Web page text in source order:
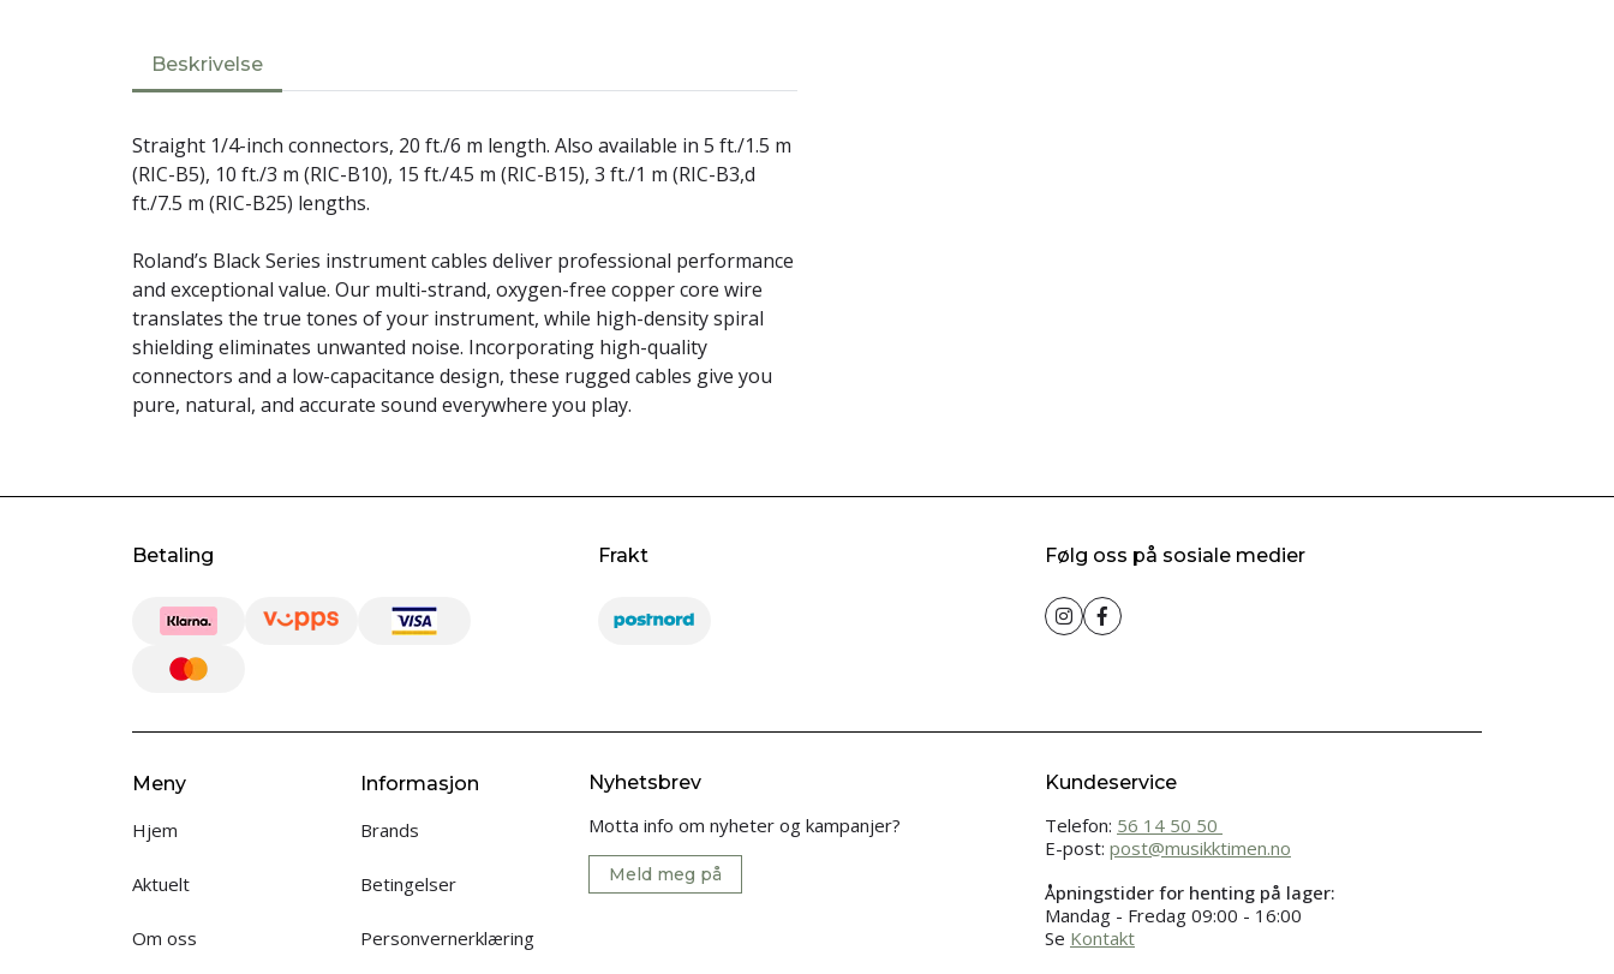
Beskrivelse
Straight 1/4-inch connectors, 20 ft./6 m length. Also available in 5 ft./1.5 m
(RIC-B5), 10 ft./3 m (RIC-B10), 15 ft./4.5 m (RIC-B15), 3 ft./1 m (RIC-B3,d
ft./7.5 m (RIC-B25) lengths.
Roland’s Black Series instrument cables deliver professional performance
and exceptional value. Our multi-strand, oxygen-free copper core wire
translates the true tones of your instrument, while high-density spiral
shielding eliminates unwanted noise. Incorporating high-quality
connectors and a low-capacitance design, these rugged cables give you
pure, natural, and accurate sound everywhere you play.
Betaling Frakt Følg oss på sosiale medier
Meny
Hjem
Aktuelt
Om oss
Informasjon
Brands
Betingelser
Personvernerklæring
Nyhetsbrev
Motta info om nyheter og kampanjer?
Meld meg på
Kundeservice
Telefon: 56 14 50 50
E-post: post@musikktimen.no
Åpningstider for henting på lager:
Mandag - Fredag 09:00 - 16:00
Se Kontakt